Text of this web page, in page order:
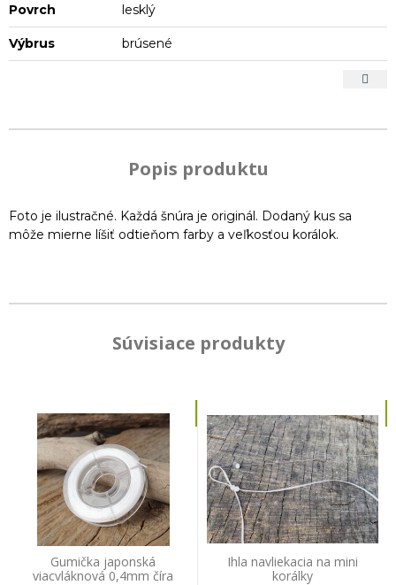
Povrch lesklý
Výbrus brúsené
Popis produktu
Foto je ilustračné. Každá šnúra je originál. Dodaný kus sa
môže mierne líšiť odtieňom farby a veľkosťou korálok.
Súvisiace produkty
Gumička japonská
viacvláknová 0,4mm číra
Ihla navliekacia na mini
korálky